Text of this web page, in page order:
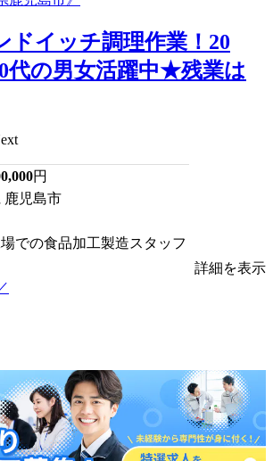
ドイッチ調理作業！20
代の男女活躍中★残業は
円
鹿児島市
での食品加工製造スタッフ
詳細を表示